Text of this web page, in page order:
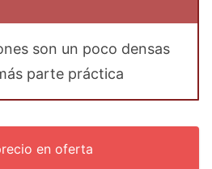
son un poco densas
parte práctica
en oferta